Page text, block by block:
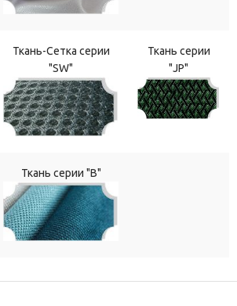
Ткань-Сетка серии
"SW"
Ткань серии
"JP"
Ткань серии "В"